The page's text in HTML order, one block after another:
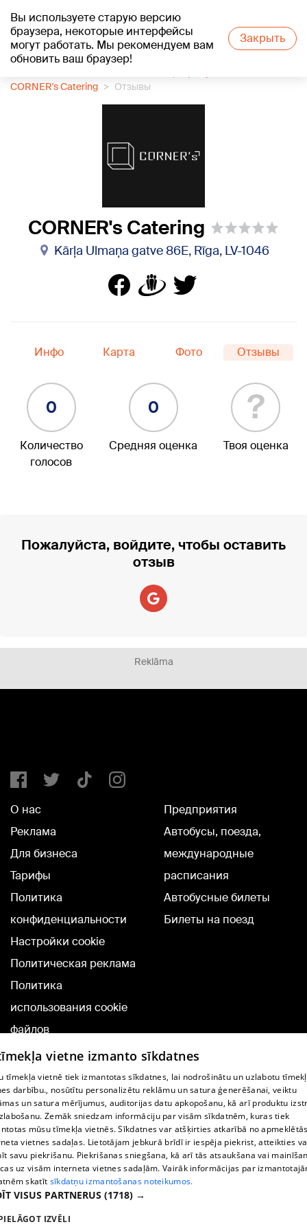
Вы используете старую версию
браузера, некоторые интерфейсы
могут работать. Мы рекомендуем вам
обновить ваш браузер!
Закрыть
+21°C
CORNER's Catering
Отзывы
CORNER's Catering
Kārļa Ulmaņa gatve 86E, Rīga, LV-1046
Инфо Карта Фото Отзывы
0
Количество
голосов
0
Средняя оценка
?
Твоя оценка
Пожалуйста, войдите, чтобы оставить
отзыв
Reklāma
О нас
Реклама
Для бизнеса
Тарифы
Политика
конфиденциальности
Настройки cookie
Политическая реклама
Политика
использования cookie
файлов
Добавление
комментариев
Предприятия
Автобусы, поезда,
международные
расписания
Автобусные билеты
Билеты на поезд
TВ-программа
Условия договора
360 Ziņu kontakti
Helio Media
Служба помощи портала: э-почта -
vietne izmanto sīkdatnes
tīmekļa vietnē tiek izmantotas sīkdatnes, lai nodrošinātu un uzlabotu
darbību., nosūtītu personalizētu reklāmu un satura ģenerēšanai, veiktu
un satura mērījumus, auditorijas datu apkopošanu, kā arī produktu
Zemāk sniedzam informāciju par visām sīkdatnēm, kuras tiek
mūsu tīmekļa vietnēs. Sīkdatnes var atšķirties atkarībā no
vietnes sadaļas. Lietotājam jebkurā brīdī ir iespēja piekrist, atteikties
savu piekrišanu. Piekrišanas sniegšana, kā arī tās atsaukšana vai
uz visām interneta vietnes sadaļām. Vairāk informācijas par
skatīt sīkdatņu izmantošanas noteikumos.
VISUS PARTNERUS (1718) →
IZVĒLI